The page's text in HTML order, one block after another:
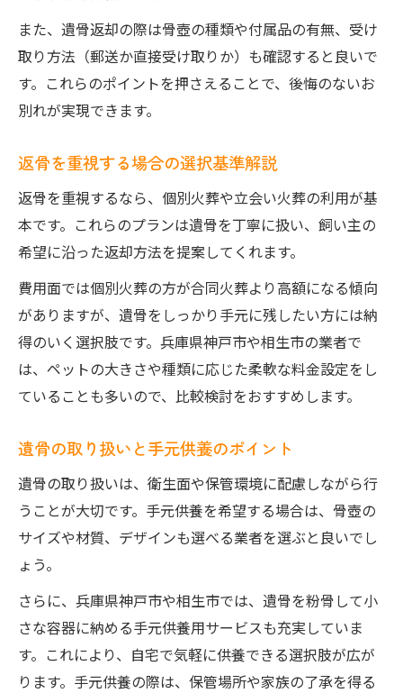
また、遺骨返却の際は骨壺の種類や付属品の有無、受け
取り方法（郵送か直接受け取りか）も確認すると良いで
す。これらのポイントを押さえることで、後悔のないお
別れが実現できます。
返骨を重視する場合の選択基準解説
返骨を重視するなら、個別火葬や立会い火葬の利用が基
本です。これらのプランは遺骨を丁寧に扱い、飼い主の
希望に沿った返却方法を提案してくれます。
費用面では個別火葬の方が合同火葬より高額になる傾向
がありますが、遺骨をしっかり手元に残したい方には納
得のいく選択肢です。兵庫県神戸市や相生市の業者で
は、ペットの大きさや種類に応じた柔軟な料金設定をし
ていることも多いので、比較検討をおすすめします。
遺骨の取り扱いと手元供養のポイント
遺骨の取り扱いは、衛生面や保管環境に配慮しながら行
うことが大切です。手元供養を希望する場合は、骨壺の
サイズや材質、デザインも選べる業者を選ぶと良いでし
ょう。
さらに、兵庫県神戸市や相生市では、遺骨を粉骨して小
さな容器に納める手元供養用サービスも充実していま
す。これにより、自宅で気軽に供養できる選択肢が広が
ります。手元供養の際は、保管場所や家族の了承を得る